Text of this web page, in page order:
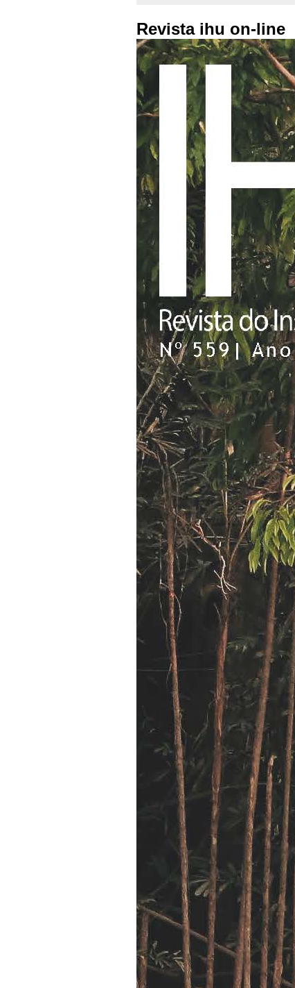
Revista ihu on-line